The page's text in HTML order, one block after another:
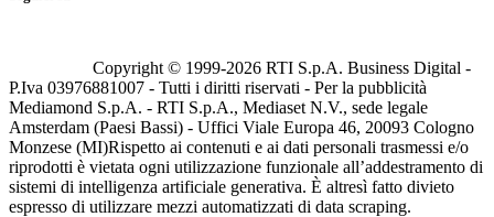
Copyright © 1999-2026 RTI S.p.A. Business Digital -
P.Iva 03976881007 - Tutti i diritti riservati - Per la pubblicità
Mediamond S.p.A. - RTI S.p.A., Mediaset N.V., sede legale
Amsterdam (Paesi Bassi) - Uffici Viale Europa 46, 20093 Cologno
Monzese (MI)Rispetto ai contenuti e ai dati personali trasmessi e/o
riprodotti è vietata ogni utilizzazione funzionale all’addestramento di
sistemi di intelligenza artificiale generativa. È altresì fatto divieto
espresso di utilizzare mezzi automatizzati di data scraping.